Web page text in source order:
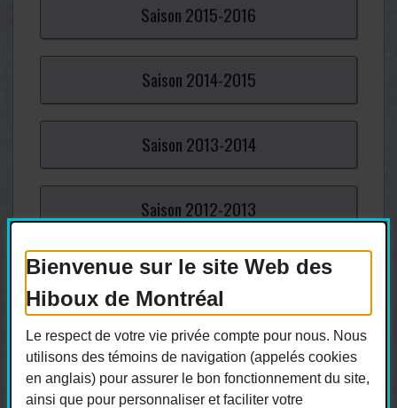
Bienvenue sur le site Web des
Hiboux de Montréal
Le respect de votre vie privée compte pour nous. Nous
utilisons des témoins de navigation (appelés cookies
en anglais) pour assurer le bon fonctionnement du site,
ainsi que pour personnaliser et faciliter votre
Saison 2015-2016
Saison 2014-2015
Saison 2013-2014
Saison 2012-2013
Saison2011-2012
Saison2010-2011